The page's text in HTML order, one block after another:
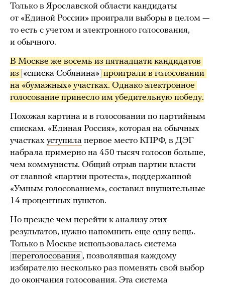
Только в Ярославской области кандидаты
от «Единой России» проиграли выборы в целом —
то есть с учетом и электронного голосования,
и обычного.
В Москве же восемь из пятнадцати кандидатов
из «списка Собянина» проиграли в голосовании
на «бумажных» участках. Однако электронное
голосование принесло им убедительную победу.
Похожая картина и в голосовании по партийным
спискам. «Единая Россия», которая на обычных
участках уступила первое место КПРФ, в ДЭГ
набрала примерно на 450 тысяч голосов больше,
чем коммунисты. Общий отрыв партии власти
от главной «партии протеста», поддержанной
«Умным голосованием», составил внушительные
14 процентных пунктов.
Но прежде чем перейти к анализу этих
результатов, нужно напомнить еще одну вещь.
Только в Москве использовалась система
переголосования , позволявшая каждому
избирателю несколько раз поменять свой выбор
до окончания голосования. Эта система